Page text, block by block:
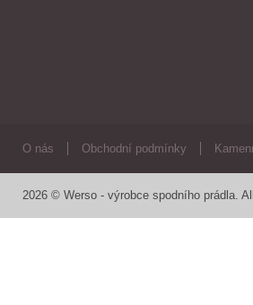
O nás Obchodní podmínky
2026 © Werso - výrobce spodního prádla.